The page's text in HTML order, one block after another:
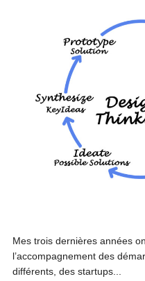
Mes trois dernières années
l’accompagnement des
différents, des startups...